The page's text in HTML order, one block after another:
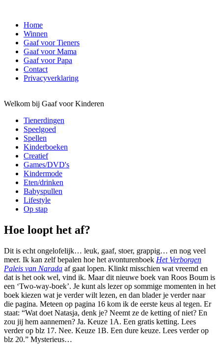
Home
Winnen
Gaaf voor Tieners
Gaaf voor Mama
Gaaf voor Papa
Contact
Privacyverklaring
Welkom bij Gaaf voor Kinderen
Tienerdingen
Speelgoed
Spellen
Kinderboeken
Creatief
Games/DVD's
Kindermode
Eten/drinken
Babyspullen
Lifestyle
Op stap
Hoe loopt het af?
Dit is echt ongelofelijk… leuk, gaaf, stoer, grappig… en nog veel
meer. Ik kan zelf bepalen hoe het avonturenboek Het Verborgen
Paleis van Narada af gaat lopen. Klinkt misschien wat vreemd en
dat is het ook wel, vind ik. Maar dit nieuwe boek van Roos Boum is
een ‘Two-way-boek’. Je kunt als lezer op sommige momenten in het
boek kiezen wat je verder wilt lezen, en dan blader je verder naar
die pagina. Meteen op pagina 16 kom ik de eerste keus al tegen. Er
staat: “Wat doet Natasja, denk je? Neemt ze de ketting of niet? En
zou jij hem aannemen? Ja. Keuze 1A. Een gratis ketting. Lees
verder op blz 17. Nee. Keuze 1B. Een dure keuze. Lees verder op
blz 20.” Mysterieus…